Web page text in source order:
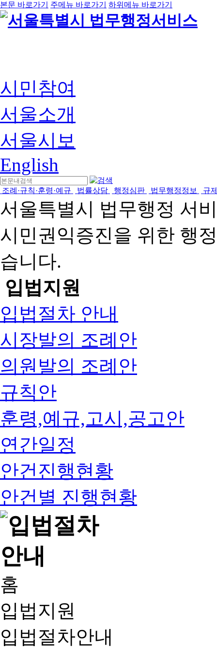
본문 바로가기 주메뉴 바로가기 하위메뉴 바로가기
시민참여
서울소개
서울시보
English
조례·규칙·훈령·예규 법률상담 행정심판 법무행정정보 규
서울특별시 법무행정 서
시민권익증진을 위한 행
습니다.
입법지원
입법절차 안내
시장발의 조례안
의원발의 조례안
규칙안
훈령,예규,고시,공고안
연간일정
안건진행현황
안건별 진행현황
홈
입법지원
입법절차안내